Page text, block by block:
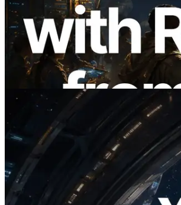
ERPC expande a Solana
com medição de ping a
globais — Validators
também lançada